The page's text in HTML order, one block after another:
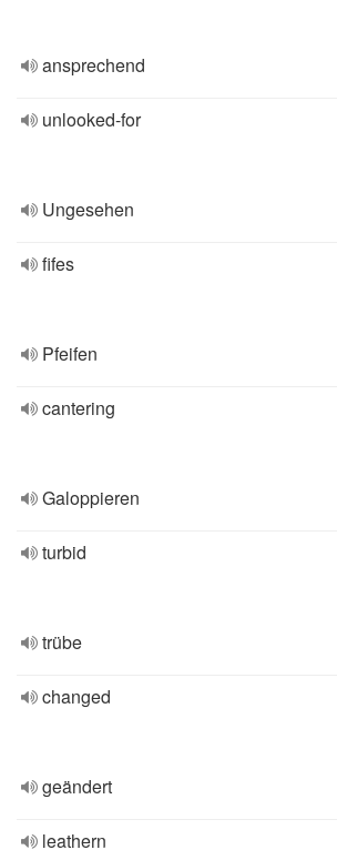
ansprechend
unlooked-for
Ungesehen
fifes
Pfeifen
cantering
Galoppieren
turbid
trübe
changed
geändert
leathern